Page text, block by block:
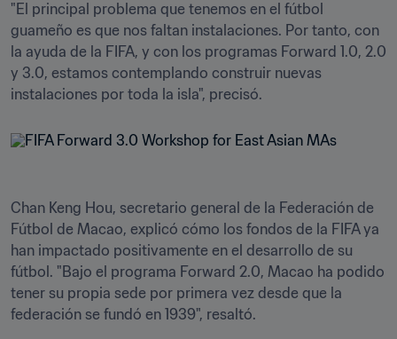
"El principal problema que tenemos en el fútbol
guameño es que nos faltan instalaciones. Por tanto, con
la ayuda de la FIFA, y con los programas Forward 1.0, 2.0
y 3.0, estamos contemplando construir nuevas
instalaciones por toda la isla", precisó.
Chan Keng Hou, secretario general de la Federación de
Fútbol de Macao, explicó cómo los fondos de la FIFA ya
han impactado positivamente en el desarrollo de su
fútbol. "Bajo el programa Forward 2.0, Macao ha podido
tener su propia sede por primera vez desde que la
federación se fundó en 1939", resaltó.